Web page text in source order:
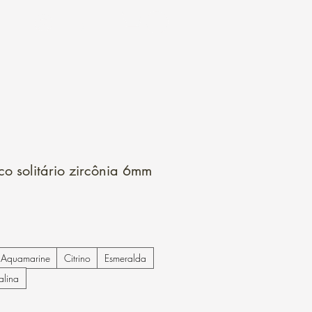
solitário zircônia 6mm
Aquamarine Citrino
Esmeralda